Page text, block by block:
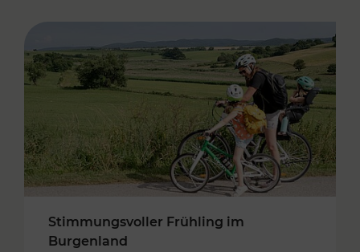
Stimmungsvoller Frühling im
Burgenland